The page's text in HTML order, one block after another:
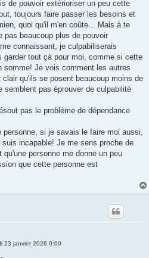
de pouvoir extérioriser un peu cette
toujours faire passer les besoins et
quoi qu'il m'en coûte... Mais à te
pas beaucoup plus de pouvoir
connaissant, je culpabiliserais
garder tout çà pour moi, comme si cette
somme! Je vois comment les autres
qu'ils se posent beaucoup moins de
semblent pas éprouver de culpabilité
pas le problème de dépendance
si je savais le faire moi aussi,
incapable! Je me sens proche de
personne me donne un peu
que cette personne est
23 janvier 2026 9:00